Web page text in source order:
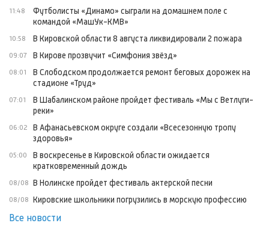
11:48
Футболисты «Динамо» сыграли на домашнем поле с
командой «МашУк-КМВ»
10:58 В Кировской области 8 августа ликвидировали 2 пожара
09:07 В Кирове прозвучит «Симфония звёзд»
08:01
В Слободском продолжается ремонт беговых дорожек на
стадионе «Труд»
07:01
В Шабалинском районе пройдет фестиваль «Мы с Ветлуги-
реки»
06:02
В Афанасьевском округе создали «Всесезонную тропу
здоровья»
05:00
В воскресенье в Кировской области ожидается
кратковременный дождь
08/08 В Нолинске пройдет фестиваль актерской песни
08/08 Кировские школьники погрузились в морскую профессию
Все новости